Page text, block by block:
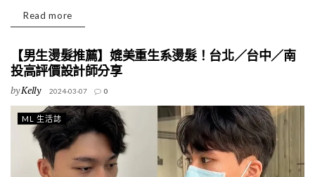
Read more
【男生燙髮推薦】媲美重生系燙髮！台北／台中／南
投高評價設計師分享
byKelly 2024-03-07 0
ML 生活誌